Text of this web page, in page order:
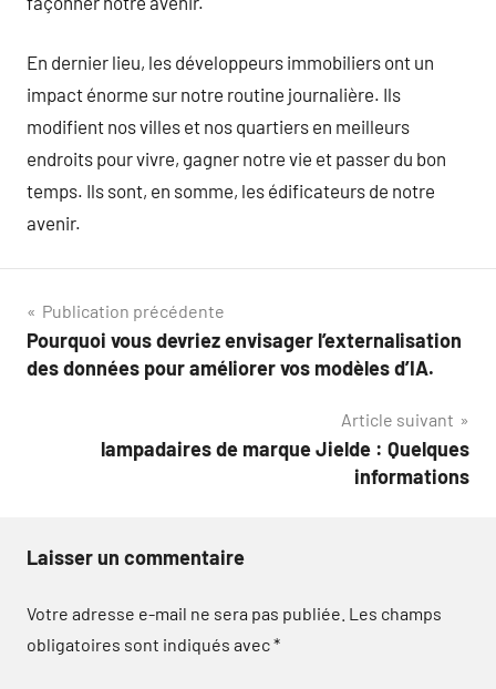
En dernier lieu, les développeurs immobiliers ont un
impact énorme sur notre routine journalière. Ils
modifient nos villes et nos quartiers en meilleurs
endroits pour vivre, gagner notre vie et passer du bon
temps. Ils sont, en somme, les édificateurs de notre
avenir.
Navigation
de
Publication précédente
Pourquoi vous devriez envisager l’externalisation
des données pour améliorer vos modèles d’IA.
Article suivant
lampadaires de marque Jielde : Quelques
informations
Laisser un commentaire
Votre adresse e-mail ne sera pas publiée. Les champs
obligatoires sont indiqués avec*